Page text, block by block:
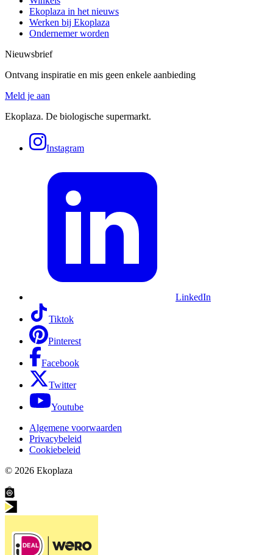
Ekoplaza in het nieuws
Werken bij Ekoplaza
Ondernemer worden
Nieuwsbrief
Ontvang inspiratie en mis geen enkele aanbieding
Meld je aan
Ekoplaza. De biologische supermarkt.
Instagram
LinkedIn
Tiktok
Pinterest
Facebook
Twitter
Youtube
Algemene voorwaarden
Privacybeleid
Cookiebeleid
© 2026 Ekoplaza